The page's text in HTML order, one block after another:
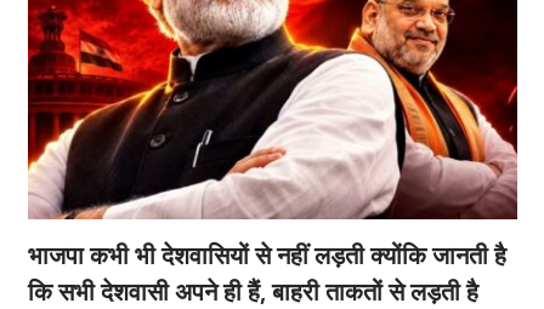
भाजपा कभी भी देशवासियों से नहीं लड़ती क्योंकि जानती है
कि सभी देशवासी अपने ही हैं, बाहरी ताकतों से लड़ती है